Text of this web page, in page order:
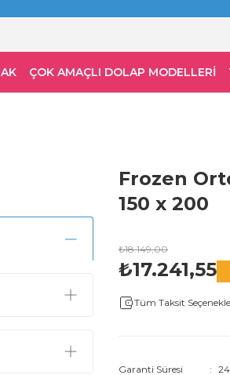
ÇOK AMAÇLI DOLAP MODELLERİ
Frozen
150 x 200
₺18.149,00
₺17.241,55
Tüm Taksit
Garanti Süresi